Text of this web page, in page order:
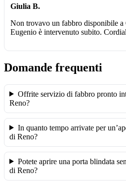
Giulia B.
Non trovavo un fabbro disponibile a
Eugenio è intervenuto subito.
Domande frequenti
Offrite servizio di fabbro pronto
Reno?
In quanto tempo arrivate per
di Reno?
Potete aprire una porta blindata
di Reno?